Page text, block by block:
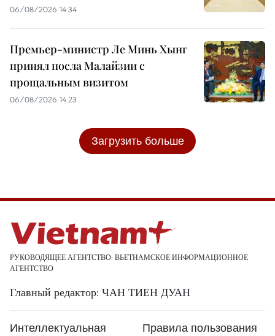
06/08/2026 14:34
Премьер-министр Ле Минь Хынг
принял посла Малайзии с
прощальным визитом
06/08/2026 14:23
Загрузить больше
РУКОВОДЯЩЕЕ АГЕНТСТВО: ВЬЕТНАМСКОЕ ИНФОРМАЦИОННОЕ
АГЕНТСТВО
Главный редактор: ЧАН ТИЕН ДУАН
Интеллектуальная
Правила пользования